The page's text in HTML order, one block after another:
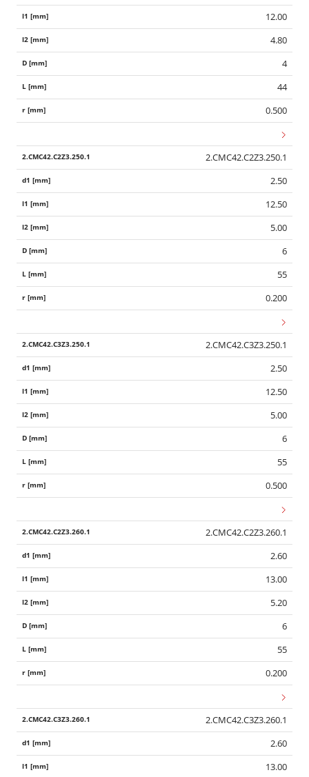
12.00
4.80
4
44
0.500
2.CMC42.C2Z3.250.1
2.50
12.50
5.00
6
55
0.200
2.CMC42.C3Z3.250.1
2.50
12.50
5.00
6
55
0.500
2.CMC42.C2Z3.260.1
2.60
13.00
5.20
6
55
0.200
2.CMC42.C3Z3.260.1
2.60
13.00